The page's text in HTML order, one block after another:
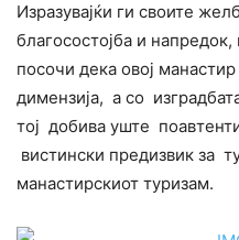
Изразувајќи ги своите
благосостојба и
посочи дека овој
димензија, а со
тој добива уште
вистински предизвик за
манастирскиот туризам.